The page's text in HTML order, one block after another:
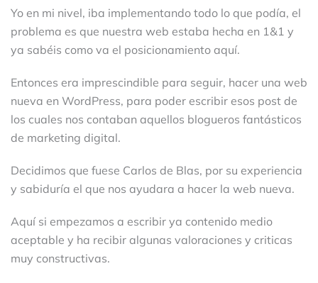
Yo en mi nivel, iba implementando todo lo que podía, el
problema es que nuestra web estaba hecha en 1&1 y
ya sabéis como va el posicionamiento aquí.
Entonces era imprescindible para seguir, hacer una web
nueva en WordPress, para poder escribir esos post de
los cuales nos contaban aquellos blogueros fantásticos
de marketing digital.
Decidimos que fuese Carlos de Blas, por su experiencia
y sabiduría el que nos ayudara a hacer la web nueva.
Aquí si empezamos a escribir ya contenido medio
aceptable y ha recibir algunas valoraciones y criticas
muy constructivas.